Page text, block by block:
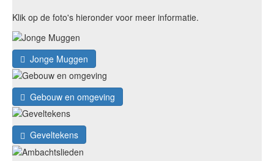
Klik op de foto's hieronder voor meer informatie.
Jonge Muggen
Gebouw en omgeving
Geveltekens